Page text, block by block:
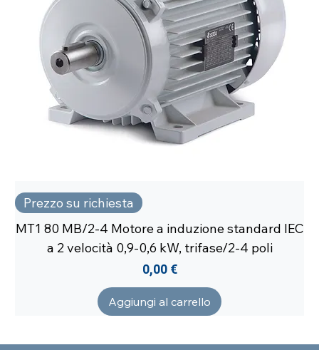
Prezzo su richiesta
MT1 80 MB/2-4 Motore a induzione standard IEC
a 2 velocità 0,9-0,6 kW, trifase/2-4 poli
Prezzo
0,00 €
Aggiungi al carrello